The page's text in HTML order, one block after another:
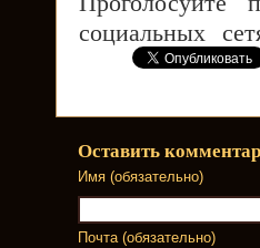
социальных
Оставить
Имя (обязательно)
Почта (обязательно)